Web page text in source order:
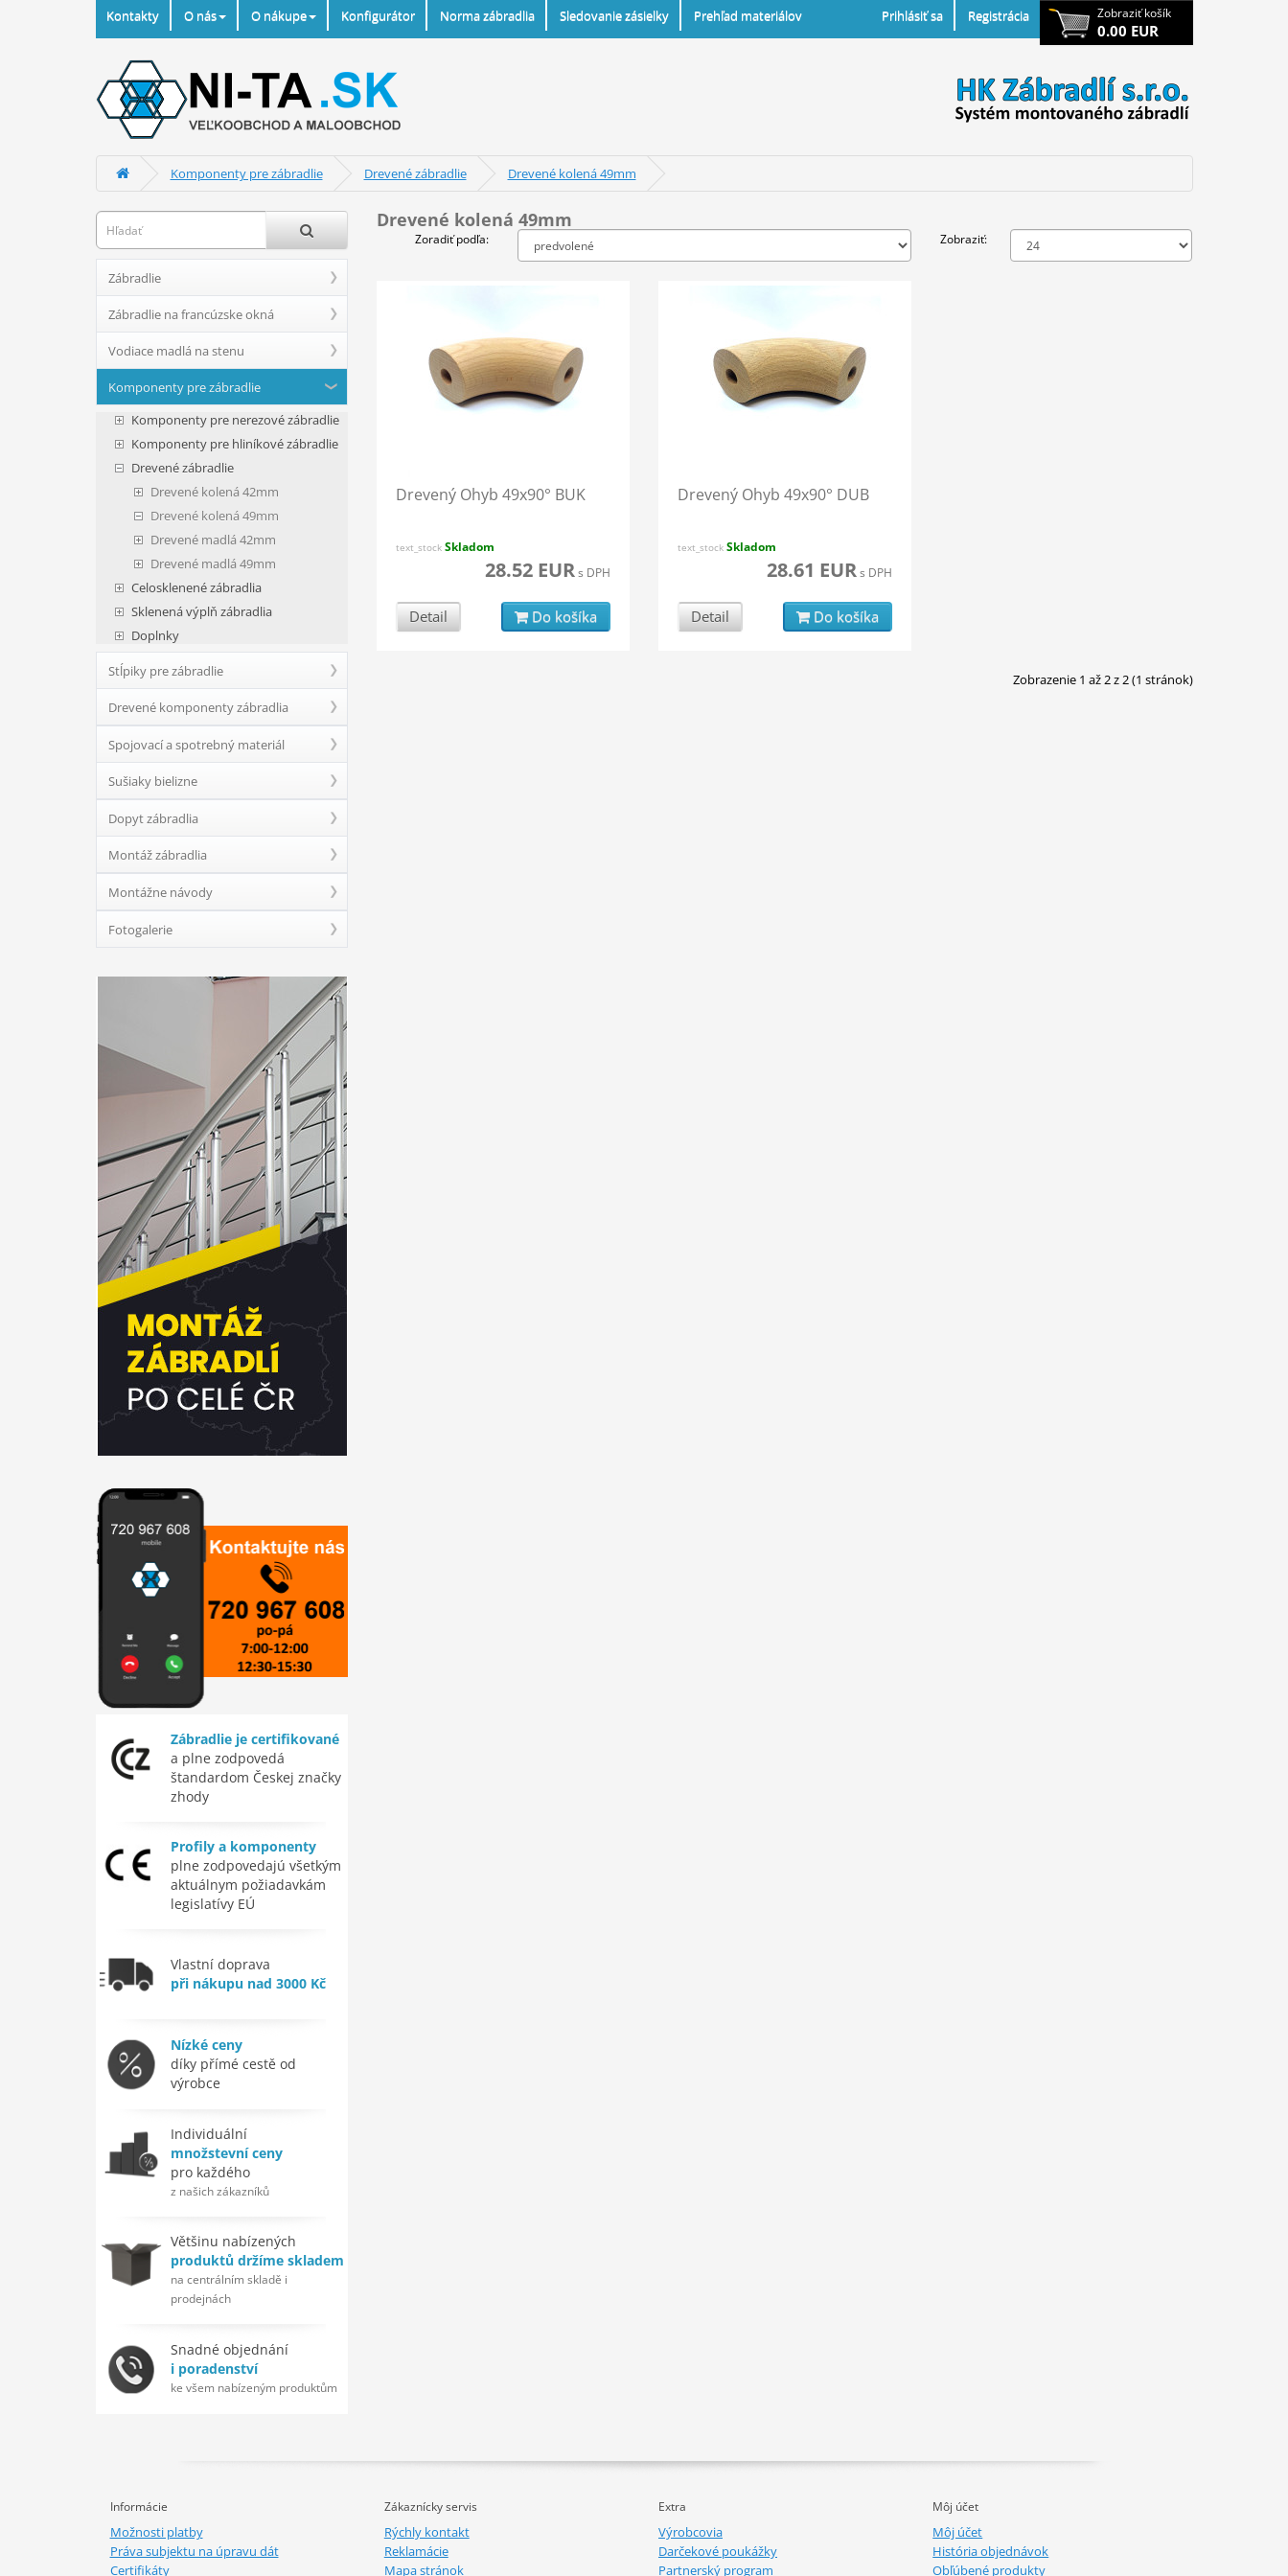
Zobraziť košík
0.00 EUR
Kontakty O nás O nákupe Konfigurátor Norma zábradlia Sledovanie zásielky Prehľad materiálov Prihlásiť sa Registrácia
Komponenty pre zábradlie Drevené zábradlie Drevené kolená 49mm
Zábradlie
Zábradlie na francúzske okná
Vodiace madlá na stenu
Komponenty pre zábradlie
Komponenty pre nerezové zábradlie
Komponenty pre hliníkové zábradlie
Drevené zábradlie
Drevené kolená 42mm
Drevené kolená 49mm
Drevené madlá 42mm
Drevené madlá 49mm
Celosklenené zábradlia
Sklenená výplň zábradlia
Doplnky
Stĺpiky pre zábradlie
Drevené komponenty zábradlia
Spojovací a spotrebný materiál
Sušiaky bielizne
Dopyt zábradlia
Montáž zábradlia
Montážne návody
Fotogalerie
Zábradlie je certifikované
a plne zodpovedá
štandardom Českej značky
zhody
Profily a komponenty
plne zodpovedajú všetkým
aktuálnym požiadavkám
legislatívy EÚ
Vlastní doprava
při nákupu nad 3000 Kč
Nízké ceny
díky přímé cestě od
výrobce
Individuální
množstevní ceny
pro každého
z našich zákazníků
Většinu nabízených
produktů držíme skladem
na centrálním skladě i
prodejnách
Snadné objednání
i poradenství
ke všem nabízeným produktům
Drevené kolená 49mm
Zoradiť podľa: Zobraziť:
Drevený Ohyb 49x90° BUK
text_stockSkladom
28.52 EURs DPH
Detail Do košíka
Drevený Ohyb 49x90° DUB
text_stock Skladom
28.61 EURs DPH
Detail Do košíka
Zobrazenie 1 až 2 z 2 (1 stránok)
Informácie
Možnosti platby
Práva subjektu na úpravu dát
Certifikáty
Zákaznícky servis
Rýchly kontakt
Reklamácie
Mapa stránok
Extra
Výrobcovia
Darčekové poukážky
Partnerský program
Môj účet
Môj účet
História objednávok
Obľúbené produkty